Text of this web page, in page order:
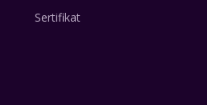
Sertifikat